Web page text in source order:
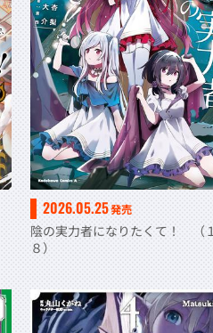
2026.05.25発売
陰の実力者になりたくて！ （１
８）